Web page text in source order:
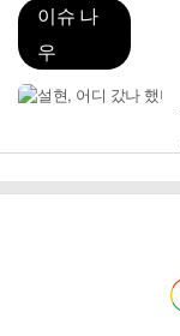
이슈 나
우